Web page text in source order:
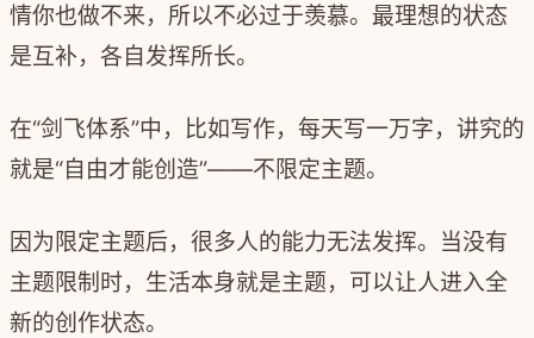
情你也做不来，所以不必过于羡慕。最理想的状态
是互补，各自发挥所长。
在“剑飞体系”中，比如写作，每天写一万字，讲究的
就是“自由才能创造”——不限定主题。
因为限定主题后，很多人的能力无法发挥。当没有
主题限制时，生活本身就是主题，可以让人进入全
新的创作状态。